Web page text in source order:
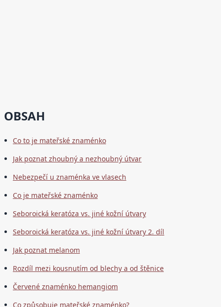
OBSAH
Co to je mateřské znaménko
Jak poznat zhoubný a nezhoubný útvar
Nebezpečí u znaménka ve vlasech
Co je mateřské znaménko
Seboroická keratóza vs. jiné kožní útvary
Seboroická keratóza vs. jiné kožní útvary 2. díl
Jak poznat melanom
Rozdíl mezi kousnutím od blechy a od štěnice
Červené znaménko hemangiom
Co způsobuje mateřské znaménko?